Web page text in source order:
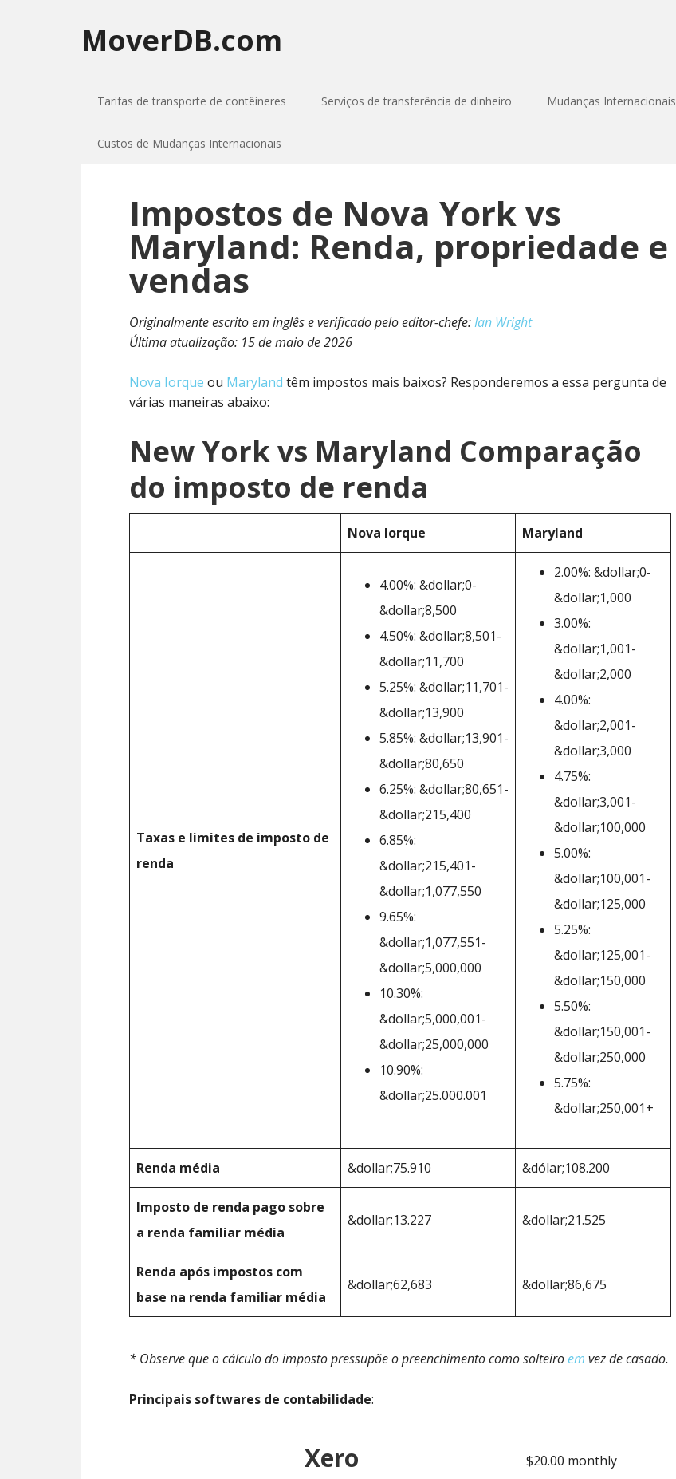
MoverDB.com
Tarifas de transporte de contêineres Serviços de transferência de dinheiro Mudanças Internacionais
Custos de Mudanças Internacionais
Impostos de Nova York vs
Maryland: Renda, propriedade e
vendas
Originalmente escrito em inglês e verificado pelo editor-chefe:Ian Wright
Última atualização: 15 de maio de 2026
Nova Iorque ou Maryland têm impostos mais baixos? Responderemos a essa pergunta de
várias maneiras abaixo:
New York vs Maryland Comparação
do imposto de renda
Nova Iorque Maryland
Taxas e limites de imposto de
renda
4.00%: &dollar;0-
&dollar;8,500
4.50%: &dollar;8,501-
&dollar;11,700
5.25%: &dollar;11,701-
&dollar;13,900
5.85%: &dollar;13,901-
&dollar;80,650
6.25%: &dollar;80,651-
&dollar;215,400
6.85%:
&dollar;215,401-
&dollar;1,077,550
9.65%:
&dollar;1,077,551-
&dollar;5,000,000
10.30%:
&dollar;5,000,001-
&dollar;25,000,000
10.90%:
&dollar;25.000.001
2.00%: &dollar;0-
&dollar;1,000
3.00%:
&dollar;1,001-
&dollar;2,000
4.00%:
&dollar;2,001-
&dollar;3,000
4.75%:
&dollar;3,001-
&dollar;100,000
5.00%:
&dollar;100,001-
&dollar;125,000
5.25%:
&dollar;125,001-
&dollar;150,000
5.50%:
&dollar;150,001-
&dollar;250,000
5.75%:
&dollar;250,001+
Renda média &dollar;75.910 &dólar;108.200
Imposto de renda pago sobre
a renda familiar média
&dollar;13.227 &dollar;21.525
Renda após impostos com
base na renda familiar média
&dollar;62,683 &dollar;86,675
* Observe que o cálculo do imposto pressupõe o preenchimento como solteiroem vez de casado.
Principais softwares de contabilidade:
Xero $20.00 monthly